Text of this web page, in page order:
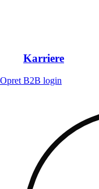
Karriere
Opret B2B login